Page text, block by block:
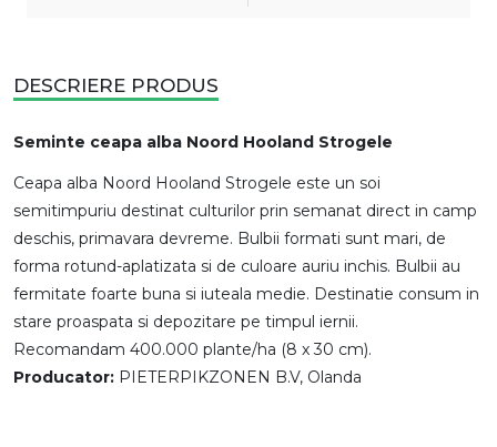
DESCRIERE PRODUS
Seminte ceapa alba Noord Hooland Strogele
Ceapa alba Noord Hooland Strogele este un soi
semitimpuriu destinat culturilor prin semanat direct in camp
deschis, primavara devreme. Bulbii formati sunt mari, de
forma rotund-aplatizata si de culoare auriu inchis. Bulbii au
fermitate foarte buna si iuteala medie. Destinatie consum in
stare proaspata si depozitare pe timpul iernii.
Recomandam 400.000 plante/ha (8 x 30 cm).
Producator: PIETERPIKZONEN B.V, Olanda